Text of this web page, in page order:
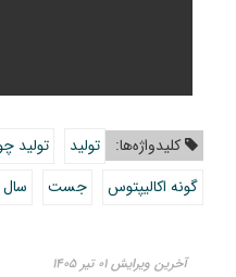
کلیدواژه‌ها: تولید تولید
گونه اکالیپتوس
جست سال
آخرین ویرایش ۰۱ تیر ۱۴۰۵